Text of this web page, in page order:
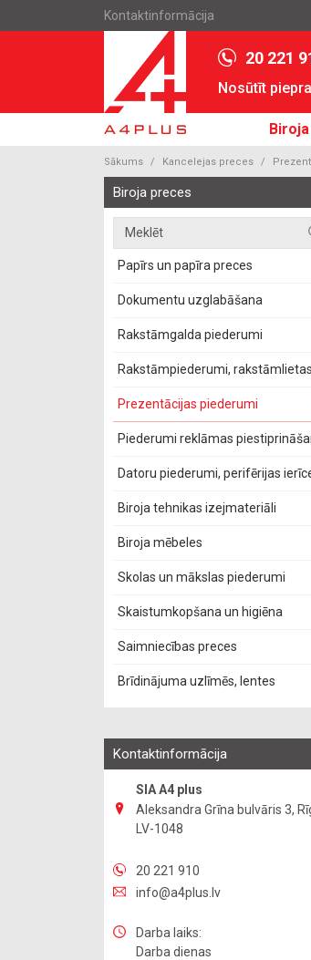
Kontaktinformācija
20 221
Nosūtīt
Sākums Kancelejas preces
Biroja preces
Papīrs un papīra preces
Dokumentu uzglabāšana
Rakstāmgalda piederumi
Rakstāmpiederumi, rakstāmlietas
Prezentācijas piederumi
Piederumi reklāmas
Datoru piederumi, perifērijas
Biroja tehnikas izejmateriāli
Biroja mēbeles
Skolas un mākslas piederumi
Skaistumkopšana un higiēna
Saimniecības preces
Brīdinājuma uzlīmēs, lentes
Kontaktinformācija
SIA A4 plus
Aleksandra Grīna bulvāris 3,
LV-1048
20 221 910
info@a4plus.lv
Darba laiks:
Darba dienas